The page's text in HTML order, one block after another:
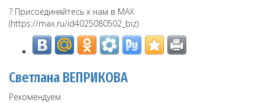
? Присоединяйтесь к нам в MAX
(https://max.ru/id4025080502_biz)
Светлана ВЕПРИКОВА
Рекомендуем